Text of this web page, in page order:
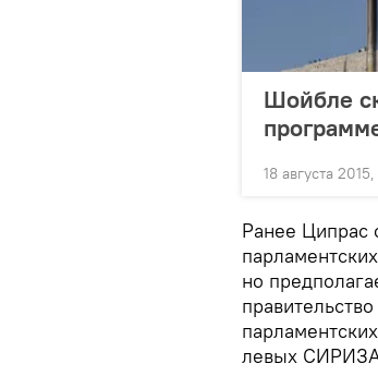
Шойбле
18 августа
Ранее Ципрас
но
левых